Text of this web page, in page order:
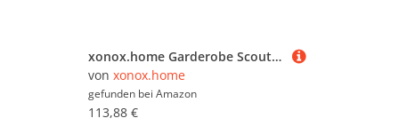
xonox.home Garderobe Scout Schuhkommode Schuhschrank Kommode Highboard Stauraumschrank in Front weiß Hochglanz Korpus rauchsilber Nb., ca.90x44x40 cm
von xonox.home
gefunden bei Amazon
113,88 €